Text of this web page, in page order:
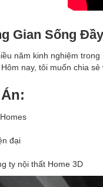
Gian Sống
năm kinh nghiệm
nay, tôi muốn chia
đại
ty nội thất Home 3D